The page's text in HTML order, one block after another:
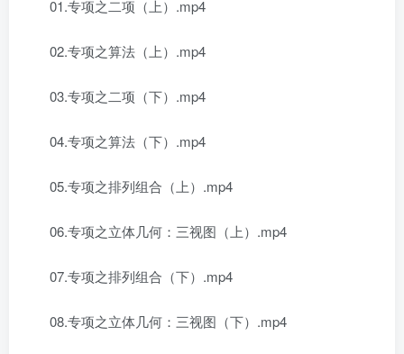
01.专项之二项（上）.mp4
02.专项之算法（上）.mp4
03.专项之二项（下）.mp4
04.专项之算法（下）.mp4
05.专项之排列组合（上）.mp4
06.专项之立体几何：三视图（上）.mp4
07.专项之排列组合（下）.mp4
08.专项之立体几何：三视图（下）.mp4